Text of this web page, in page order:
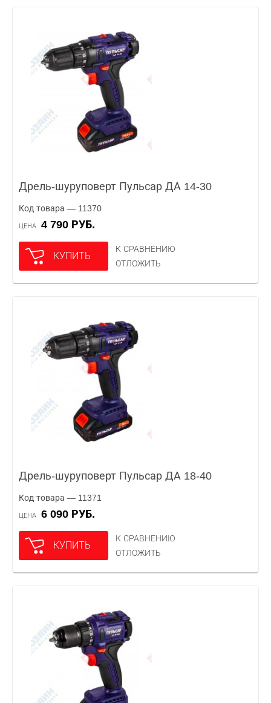
Дрель-шуруповерт Пульсар ДА 14-30
Код товара — 11370
ЦЕНА 4 790 РУБ.
КУПИТЬ
К СРАВНЕНИЮ
ОТЛОЖИТЬ
Дрель-шуруповерт Пульсар ДА 18-40
Код товара — 11371
ЦЕНА 6 090 РУБ.
КУПИТЬ
К СРАВНЕНИЮ
ОТЛОЖИТЬ